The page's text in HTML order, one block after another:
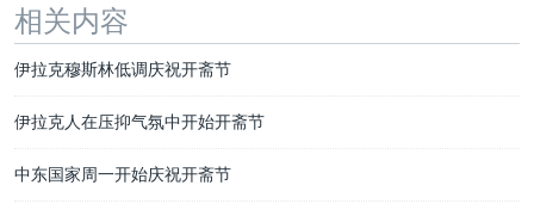
相关内容
伊拉克穆斯林低调庆祝开斋节
伊拉克人在压抑气氛中开始开斋节
中东国家周一开始庆祝开斋节